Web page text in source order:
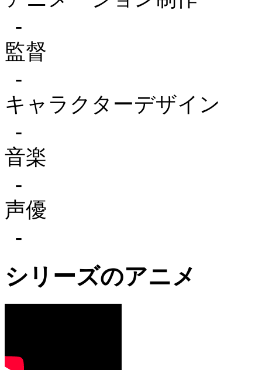
-
監督
-
キャラクターデザイン
-
音楽
-
声優
-
シリーズのアニメ